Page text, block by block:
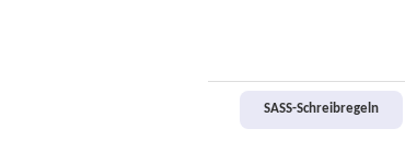
SASS-Schreibregeln